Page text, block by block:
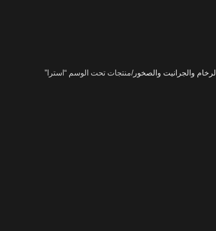
والجرانيت والصخور منتجات تحت الوسم “استرا”